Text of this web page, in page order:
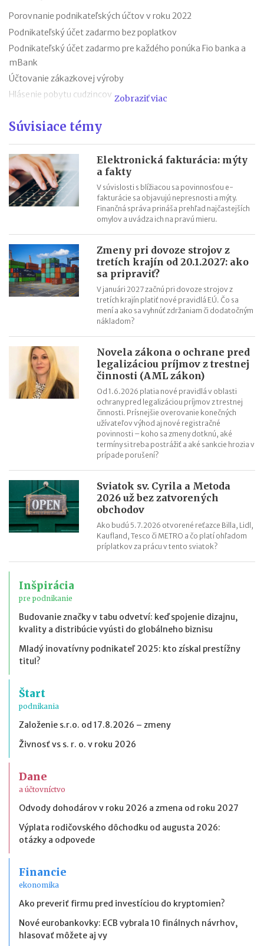
Porovnanie podnikateľských účtov v roku 2022
Podnikateľský účet zadarmo bez poplatkov
Podnikateľský účet zadarmo pre každého ponúka Fio banka a
mBank
Účtovanie zákazkovej výroby
Hlásenie pobytu cudzincov
Cestovné náhrady pri elektromobiloch
Odpisovanie elektromobilov a elektrobicyklov
Kontroly v oblasti registratúry
Registratúrny plán a registratúrny poriadok
Zobraziť viac
Súvisiace témy
Elektronická fakturácia: mýty
a fakty
V súvislosti s blížiacou sa povinnosťou e-
fakturácie sa objavujú nepresnosti a mýty.
Finančná správa prináša prehľad najčastejších
omylov a uvádza ich na pravú mieru.
Zmeny pri dovoze strojov z
tretích krajín od 20.1.2027: ako
sa pripraviť?
V januári 2027 začnú pri dovoze strojov z
tretích krajín platiť nové pravidlá EÚ. Čo sa
mení a ako sa vyhnúť zdržaniam či dodatočným
nákladom?
Novela zákona o ochrane pred
legalizáciou príjmov z trestnej
činnosti (AML zákon)
Od 1.6.2026 platia nové pravidlá v oblasti
ochrany pred legalizáciou príjmov z trestnej
činnosti. Prísnejšie overovanie konečných
užívateľov výhod aj nové registračné
povinnosti – koho sa zmeny dotknú, aké
termíny si treba postrážiť a aké sankcie hrozia v
prípade porušení?
Sviatok sv. Cyrila a Metoda
2026 už bez zatvorených
obchodov
Ako budú 5.7.2026 otvorené reťazce Billa, Lidl,
Kaufland, Tesco či METRO a čo platí ohľadom
príplatkov za prácu v tento sviatok?
Inšpirácia
pre podnikanie
Budovanie značky v tabu odvetví: keď spojenie dizajnu,
kvality a distribúcie vyústi do globálneho biznisu
Mladý inovatívny podnikateľ 2025: kto získal prestížny
titul?
Štart
podnikania
Založenie s.r.o. od 17.8.2026 – zmeny
Živnosť vs s. r. o. v roku 2026
Dane
a účtovníctvo
Odvody dohodárov v roku 2026 a zmena od roku 2027
Výplata rodičovského dôchodku od augusta 2026:
otázky a odpovede
Financie
ekonomika
Ako preveriť firmu pred investíciou do kryptomien?
Nové eurobankovky: ECB vybrala 10 finálnych návrhov,
hlasovať môžete aj vy